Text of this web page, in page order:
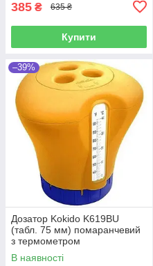
385 ₴ 635 ₴
Купити
–39%
Дозатор Kokido K619BU
(табл. 75 мм) помаранчевий
з термометром
В наявності